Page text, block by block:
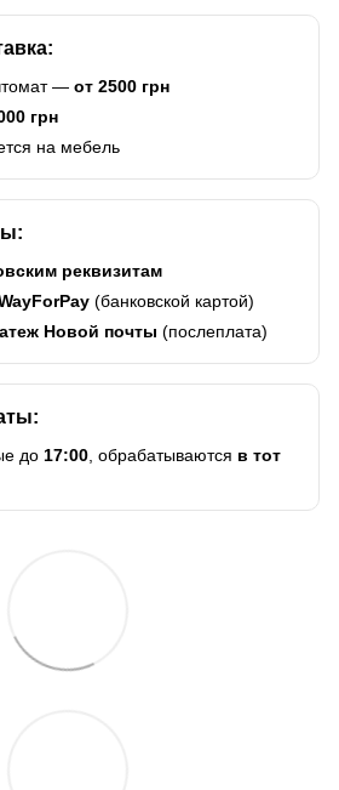
— от 2500 грн
грн
на мебель
реквизитам
(банковской картой)
Новой почты (послеплата)
до 17:00 , обрабатываются в тот